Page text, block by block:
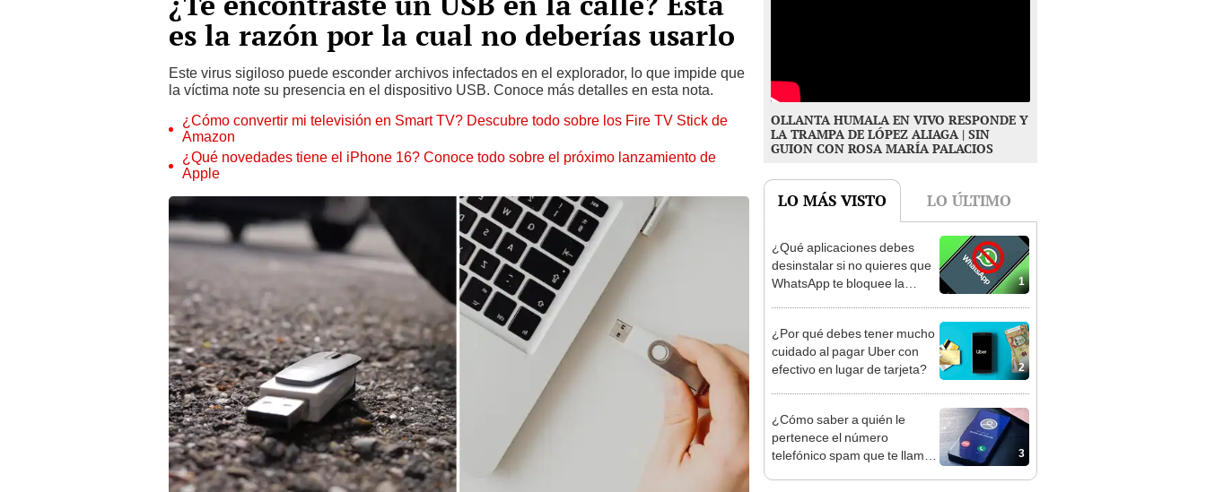
es la razón por la cual no deberías usarlo
Este virus sigiloso puede esconder archivos infectados en el explorador, lo que impide que
la víctima note su presencia en el dispositivo USB. Conoce más detalles en esta nota.
¿Cómo convertir mi televisión en Smart TV? Descubre todo sobre los Fire TV Stick de
Amazon
¿Qué novedades tiene el iPhone 16? Conoce todo sobre el próximo lanzamiento de
Apple
OLLANTA HUMALA EN VIVO RESPONDE Y
LA TRAMPA DE LÓPEZ ALIAGA | SIN
GUION CON ROSA MARÍA PALACIOS
LO MÁS VISTO LO ÚLTIMO
1
¿Qué aplicaciones debes
desinstalar si no quieres que
WhatsApp te bloquee la
2
¿Por qué debes tener mucho
cuidado al pagar Uber con
efectivo en lugar de tarjeta?
3
¿Cómo saber a quién le
pertenece el número
telefónico spam que te llama